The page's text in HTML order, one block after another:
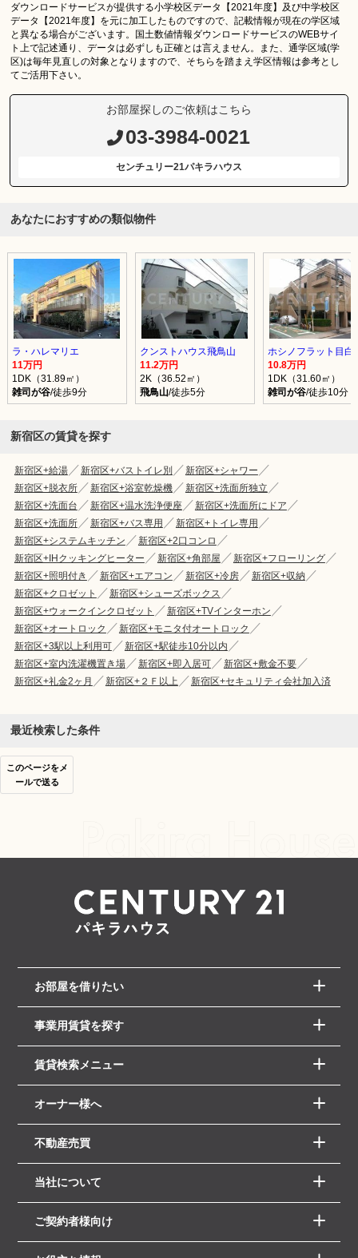
ダウンロードサービスが提供する小学校区データ【2021年度】及び中学校区
データ【2021年度】を元に加工したものですので、記載情報が現在の学区域
と異なる場合がございます。国土数値情報ダウンロードサービスのWEBサイ
ト上で記述通り、データは必ずしも正確とは言えません。また、通学区域(学
区)は毎年見直しの対象となりますので、そちらを踏まえ学区情報は参考とし
てご活用下さい。
お部屋探しのご依頼はこちら
03-3984-0021
センチュリー21パキラハウス
あなたにおすすめの類似物件
ラ・ハレマリエ
11万円
1DK（31.89㎡）
雑司が谷/徒歩9分
クンストハウス飛鳥山
11.2万円
2K（36.52㎡）
飛鳥山/徒歩5分
ホシノフラット目白
10.8万円
1DK（31.60㎡）
雑司が谷/徒歩10分
新宿区の賃貸を探す
新宿区+給湯 新宿区+バストイレ別
新宿区+シャワー
新宿区+脱衣所
新宿区+浴室乾燥機
新宿区+洗面所独立
新宿区+洗面台
新宿区+温水洗浄便座
新宿区+洗面所にドア
新宿区+洗面所
新宿区+バス専用
新宿区+トイレ専用
新宿区+システムキッチン
新宿区+2口コンロ
新宿区+IHクッキングヒーター
新宿区+角部屋
新宿区+フローリング
新宿区+照明付き
新宿区+エアコン 新宿区+冷房
新宿区+収納
新宿区+クロゼット
新宿区+シューズボックス
新宿区+ウォークインクロゼット
新宿区+TVインターホン
新宿区+オートロック
新宿区+モニタ付オートロック
新宿区+3駅以上利用可
新宿区+駅徒歩10分以内
新宿区+室内洗濯機置き場
新宿区+即入居可
新宿区+敷金不要
新宿区+礼金2ヶ月
新宿区+２Ｆ以上 新宿区+セキュリティ会社加入済
最近検索した条件
このページをメ
ールで送る
お部屋を借りたい
事業用賃貸を探す
賃貸検索メニュー
オーナー様へ
不動産売買
当社について
ご契約者様向け